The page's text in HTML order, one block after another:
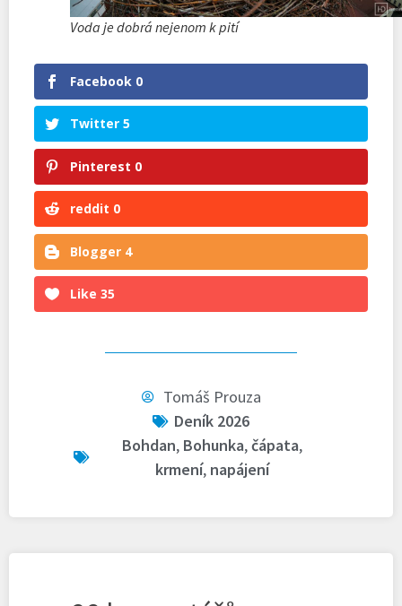
Voda je dobrá nejenom k pití
Facebook 0
Twitter 5
Pinterest 0
reddit 0
Blogger 4
Like 35
Tomáš Prouza
Deník 2026
Bohdan, Bohunka,čápata,
krmení, napájení